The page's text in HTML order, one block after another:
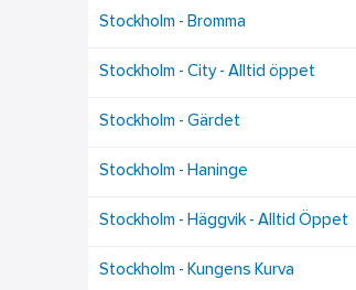
Stockholm - Bromma
Stockholm - City - Alltid öppet
Stockholm - Gärdet
Stockholm - Haninge
Stockholm - Häggvik - Alltid Öppet
Stockholm - Kungens Kurva